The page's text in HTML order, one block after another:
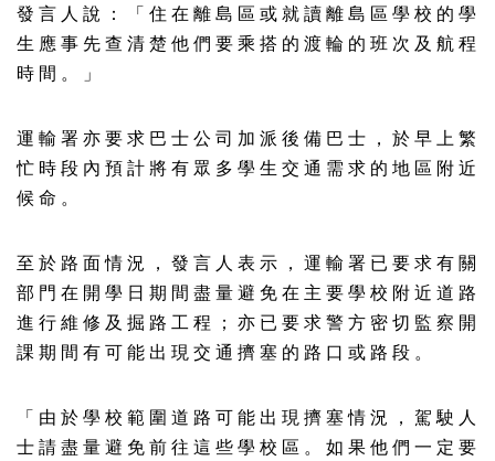
發 言 人 說 ： 「 住 在 離 島 區 或 就 讀 離 島 區 學 校 的 學
生 應 事 先 查 清 楚 他 們 要 乘 搭 的 渡 輪 的 班 次 及 航 程
時 間 。 」
運 輸 署 亦 要 求 巴 士 公 司 加 派 後 備 巴 士 ， 於 早 上 繁
忙 時 段 內 預 計 將 有 眾 多 學 生 交 通 需 求 的 地 區 附 近
候 命 。
至 於 路 面 情 況 ， 發 言 人 表 示 ， 運 輸 署 已 要 求 有 關
部 門 在 開 學 日 期 間 盡 量 避 免 在 主 要 學 校 附 近 道 路
進 行 維 修 及 掘 路 工 程 ； 亦 已 要 求 警 方 密 切 監 察 開
課 期 間 有 可 能 出 現 交 通 擠 塞 的 路 口 或 路 段 。
「 由 於 學 校 範 圍 道 路 可 能 出 現 擠 塞 情 況 ， 駕 駛 人
士 請 盡 量 避 免 前 往 這 些 學 校 區 。 如 果 他 們 一 定 要